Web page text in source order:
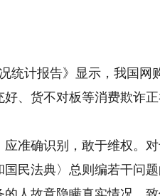
计报告》显示，我国网
、货不对板等消费欺诈
确识别，敢于维权。对
民法典〉总则编若干问